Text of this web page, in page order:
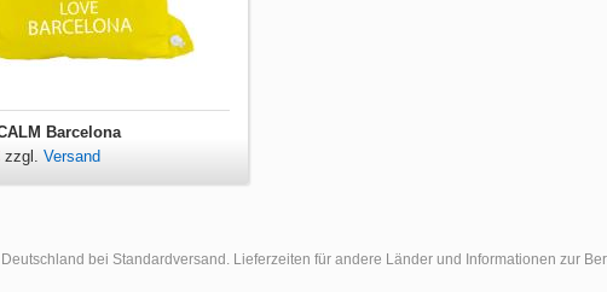
Barcelona
zzgl. Versand
bei Standardversand. Lieferzeiten für andere Länder und Informationen zur